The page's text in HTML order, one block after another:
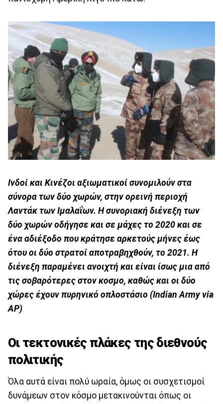
Ινδοί και Κινέζοι αξιωματικοί συνομιλούν στα
σύνορα των δύο χωρών, στην ορεινή περιοχή
Λαντάκ των Ιμαλαΐων. Η συνοριακή διένεξη των
δύο χωρών οδήγησε και σε μάχες το 2020 και σε
ένα αδιέξοδο που κράτησε αρκετούς μήνες έως
ότου οι δύο στρατοί αποτραβηχθούν, το 2021. Η
διένεξη παραμένει ανοιχτή και είναι ίσως μια από
τις σοβαρότερες στον κοσμο, καθώς και οι δύο
χώρες έχουν πυρηνικό οπλοστάσιο (Indian Army via
AP)
Οι τεκτονικές πλάκες της διεθνούς
πολιτικής
Όλα αυτά είναι πολύ ωραία, όμως οι συσχετισμοί
δυνάμεων στον κόσμο μετακινούνται όπως οι